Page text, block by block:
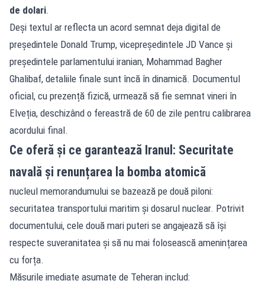
de dolari.
Deși textul ar reflecta un acord semnat deja digital de
președintele Donald Trump, vicepreședintele JD Vance și
președintele parlamentului iranian, Mohammad Bagher
Ghalibaf, detaliile finale sunt încă în dinamică. Documentul
oficial, cu prezență fizică, urmează să fie semnat vineri în
Elveția, deschizând o fereastră de 60 de zile pentru calibrarea
acordului final.
Ce oferă și ce garantează Iranul: Securitate
navală și renunțarea la bomba atomică
nucleul memorandumului se bazează pe două piloni:
securitatea transportului maritim și dosarul nuclear. Potrivit
documentului, cele două mari puteri se angajează să își
respecte suveranitatea și să nu mai folosească amenințarea
cu forța.
Măsurile imediate asumate de Teheran includ: